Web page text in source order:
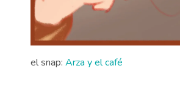
el snap: Arza y el café